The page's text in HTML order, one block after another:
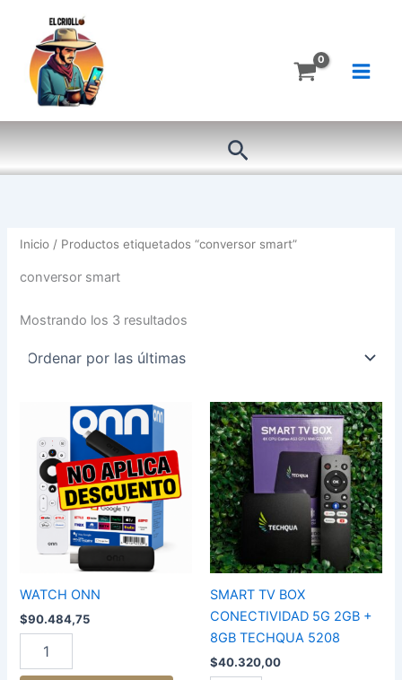
contenido
Buscar
Inicio / Productos etiquetados “conversor smart”
conversor smart
Mostrando los 3 resultados
WATCH ONN
$90.484,75
cantidad
SMART TV BOX
CONECTIVIDAD 5G 2GB +
8GB TECHQUA 5208
$40.320,00
SMART
TV
BOX
CONECTIVIDAD
5G
2GB
+
8GB
TECHQUA
5208
cantidad